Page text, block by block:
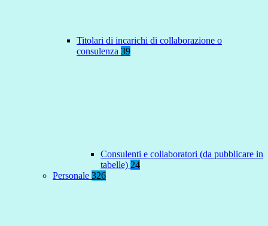
Titolari di incarichi di collaborazione o
consulenza 39
Consulenti e collaboratori (da pubblicare in
tabelle) 24
Personale 326